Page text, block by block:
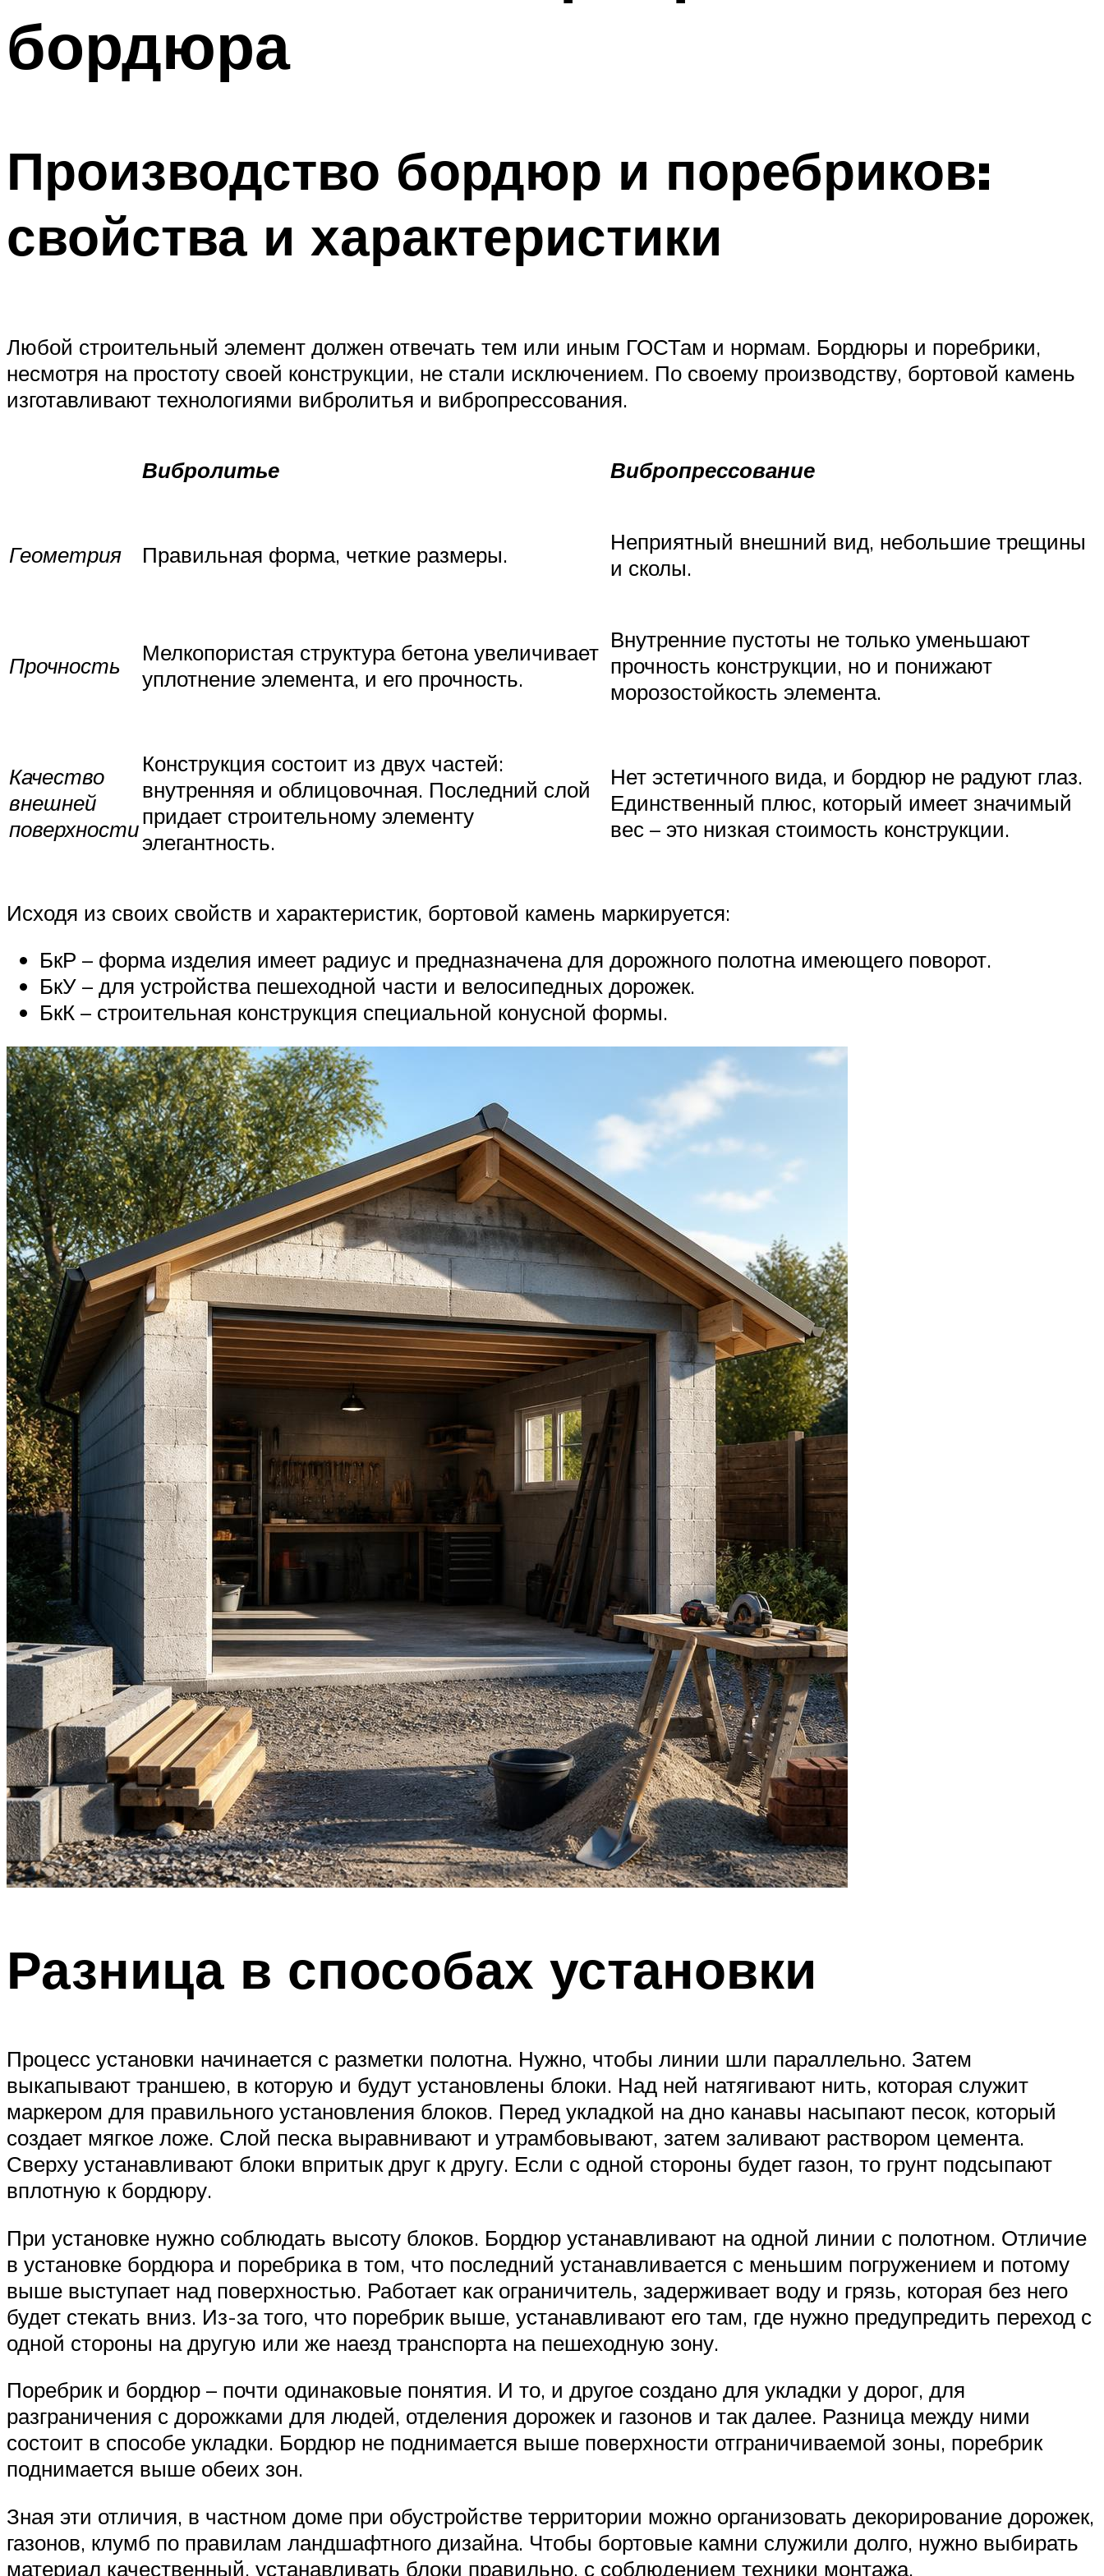
Меню
бордюра
Производство бордюр и поребриков:
свойства и характеристики
Любой строительный элемент должен отвечать тем или иным ГОСТам и нормам. Бордюры и поребрики,
несмотря на простоту своей конструкции, не стали исключением. По своему производству, бортовой камень
изготавливают технологиями вибролитья и вибропрессования.
Вибролитье Вибропрессование
Геометрия Правильная форма, четкие размеры.
Неприятный внешний вид, небольшие трещины
и сколы.
Прочность
Мелкопористая структура бетона увеличивает
уплотнение элемента, и его прочность.
Внутренние пустоты не только уменьшают
прочность конструкции, но и понижают
морозостойкость элемента.
Качество
внешней
поверхности
Конструкция состоит из двух частей:
внутренняя и облицовочная. Последний слой
придает строительному элементу
элегантность.
Нет эстетичного вида, и бордюр не радуют глаз.
Единственный плюс, который имеет значимый
вес – это низкая стоимость конструкции.
Исходя из своих свойств и характеристик, бортовой камень маркируется:
БкР – форма изделия имеет радиус и предназначена для дорожного полотна имеющего поворот.
БкУ – для устройства пешеходной части и велосипедных дорожек.
БкК – строительная конструкция специальной конусной формы.
Разница в способах установки
Процесс установки начинается с разметки полотна. Нужно, чтобы линии шли параллельно. Затем
выкапывают траншею, в которую и будут установлены блоки. Над ней натягивают нить, которая служит
маркером для правильного установления блоков. Перед укладкой на дно канавы насыпают песок, который
создает мягкое ложе. Слой песка выравнивают и утрамбовывают, затем заливают раствором цемента.
Сверху устанавливают блоки впритык друг к другу. Если с одной стороны будет газон, то грунт подсыпают
вплотную к бордюру.
При установке нужно соблюдать высоту блоков. Бордюр устанавливают на одной линии с полотном. Отличие
в установке бордюра и поребрика в том, что последний устанавливается с меньшим погружением и потому
выше выступает над поверхностью. Работает как ограничитель, задерживает воду и грязь, которая без него
будет стекать вниз. Из-за того, что поребрик выше, устанавливают его там, где нужно предупредить переход с
одной стороны на другую или же наезд транспорта на пешеходную зону.
Поребрик и бордюр – почти одинаковые понятия. И то, и другое создано для укладки у дорог, для
разграничения с дорожками для людей, отделения дорожек и газонов и так далее. Разница между ними
состоит в способе укладки. Бордюр не поднимается выше поверхности отграничиваемой зоны, поребрик
поднимается выше обеих зон.
Зная эти отличия, в частном доме при обустройстве территории можно организовать декорирование дорожек,
газонов, клумб по правилам ландшафтного дизайна. Чтобы бортовые камни служили долго, нужно выбирать
материал качественный, устанавливать блоки правильно, с соблюдением техники монтажа.